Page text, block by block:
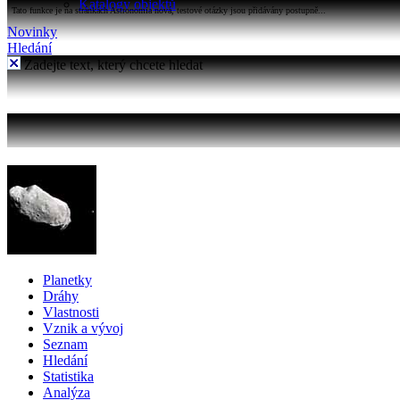
Katalogy objektů
Tato funkce je na stránkách Astronomia nová, testové otázky jsou přidávány postupně...
Novinky
Hledání
Zadejte text, který chcete hledat
Planetky
Dráhy
Vlastnosti
Vznik a vývoj
Seznam
Hledání
Statistika
Analýza